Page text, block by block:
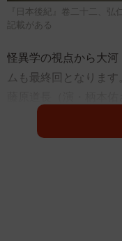
『日本後紀』卷二十二、
記載がある
怪異学の視点から大
ムも最終回となりま
日記を読み解いてき
「邪気」や「ものの